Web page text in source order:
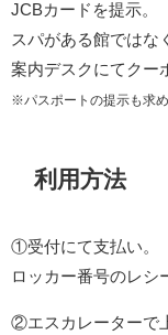
JCBカードを提示。
スパがある館ではな
案内デスクにてクー
※パスポートの提示も求め
利用方法
①受付にて支払い。
ロッカー番号のレシ
②エスカレーターで